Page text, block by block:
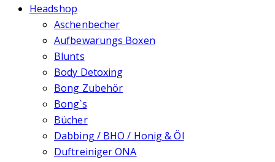
Headshop
Aschenbecher
Aufbewarungs Boxen
Blunts
Body Detoxing
Bong Zubehör
Bong`s
Bücher
Dabbing / BHO / Honig & Öl
Duftreiniger ONA